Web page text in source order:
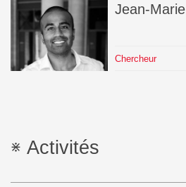
Jean-Marie
Chercheur
Activités